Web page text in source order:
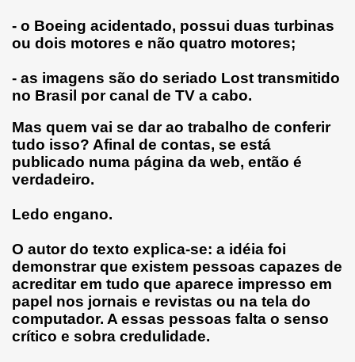
- o Boeing acidentado, possui duas turbinas
ou dois motores e não quatro motores;
- as imagens são do seriado Lost transmitido
no Brasil por canal de TV a cabo.
Mas quem vai se dar ao trabalho de conferir
tudo isso? Afinal de contas, se está
publicado numa página da web, então é
verdadeiro.
Ledo engano.
O autor do texto explica-se: a idéia foi
demonstrar que existem pessoas capazes de
acreditar em tudo que aparece impresso em
papel nos jornais e revistas ou na tela do
computador. A essas pessoas falta o senso
crítico e sobra credulidade.